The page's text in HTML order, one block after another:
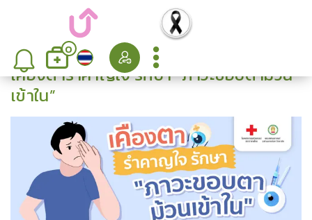
0
เคืองตารำคาญใจ รักษา “ภาวะขอบตาม้วน
เข้าใน”